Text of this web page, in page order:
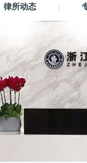
律所动态